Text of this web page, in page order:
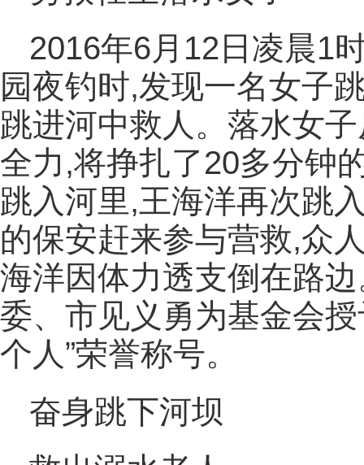
2016年6月12日凌晨1
园夜钓时,发现一名女子
跳进河中救人。落水女
全力,将挣扎了20多分钟
跳入河里,王海洋再次跳
的保安赶来参与营救,众
海洋因体力透支倒在路
委、市见义勇为基金会
个人”荣誉称号。
奋身跳下河坝